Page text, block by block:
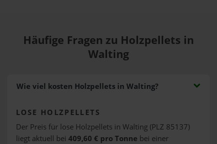
Häufige Fragen zu Holzpellets in
Walting
Wie viel kosten Holzpellets in Walting?
LOSE HOLZPELLETS
Der Preis für lose Holzpellets in Walting (PLZ 85137)
liegt aktuell bei 409,60 € pro Tonne bei einer